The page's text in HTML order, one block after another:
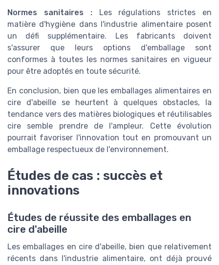
Normes sanitaires :Les régulations strictes en
matière d'hygiène dans l'industrie alimentaire posent
un défi supplémentaire. Les fabricants doivent
s'assurer que leurs options d'emballage sont
conformes à toutes les normes sanitaires en vigueur
pour être adoptés en toute sécurité.
En conclusion, bien que les emballages alimentaires en
cire d'abeille se heurtent à quelques obstacles, la
tendance vers des matières biologiques et réutilisables
cire semble prendre de l'ampleur. Cette évolution
pourrait favoriser l'innovation tout en promouvant un
emballage respectueux de l'environnement.
Études de cas : succès et
innovations
Études de réussite des emballages en
cire d'abeille
Les emballages en cire d'abeille, bien que relativement
récents dans l'industrie alimentaire, ont déjà prouvé